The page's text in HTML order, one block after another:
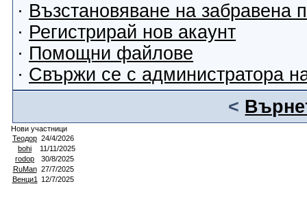
· Възстановяване на забравена
· Регистрирай нов акаунт
· Помощни файлове
· Свържи се с администратора
<
Нови участници
Теодор 24/4/2026
bohi
11/11/2025
rodop
30/8/2025
RuMan 27/7/2025
Венци1
12/7/2025